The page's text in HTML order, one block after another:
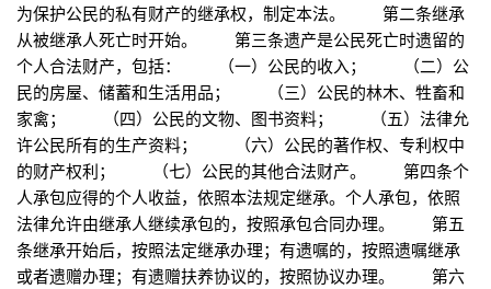
为保护公民的私有财产的继承权，制定本法。 第二条继承
从被继承人死亡时开始。 第三条遗产是公民死亡时遗留的
个人合法财产，包括： （一）公民的收入； （二）公
民的房屋、储蓄和生活用品； （三）公民的林木、牲畜和
家禽； （四）公民的文物、图书资料； （五）法律允
许公民所有的生产资料； （六）公民的著作权、专利权中
的财产权利； （七）公民的其他合法财产。 第四条个
人承包应得的个人收益，依照本法规定继承。个人承包，依照
法律允许由继承人继续承包的，按照承包合同办理。 第五
条继承开始后，按照法定继承办理；有遗嘱的，按照遗嘱继承
或者遗赠办理；有遗赠扶养协议的，按照协议办理。 第六